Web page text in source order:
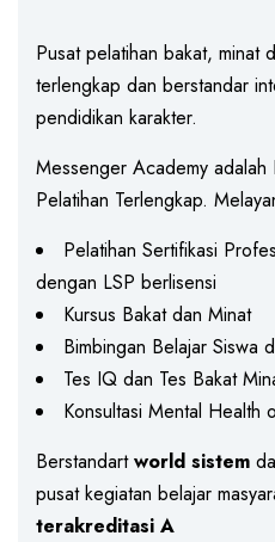
Pusat pelatihan bakat, minat
terlengkap dan berstandar
pendidikan karakter.
Messenger Academy adalah
Pelatihan Terlengkap.
Pelatihan Sertifikasi
dengan LSP berlisensi
Kursus Bakat dan Minat
Bimbingan Belajar Siswa
Tes IQ dan Tes Bakat
Konsultasi Mental Health
Berstandartworld sistem
pusat kegiatan belajar
terakreditasi A